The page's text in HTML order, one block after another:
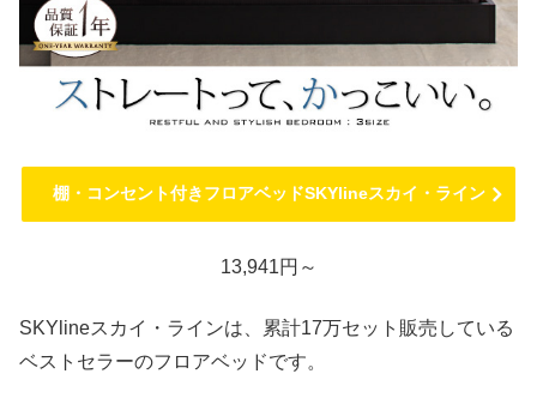
棚・コンセント付きフロアベッドSKYlineスカイ・ライン
13,941円～
SKYlineスカイ・ラインは、累計17万セット販売している
ベストセラーのフロアベッドです。